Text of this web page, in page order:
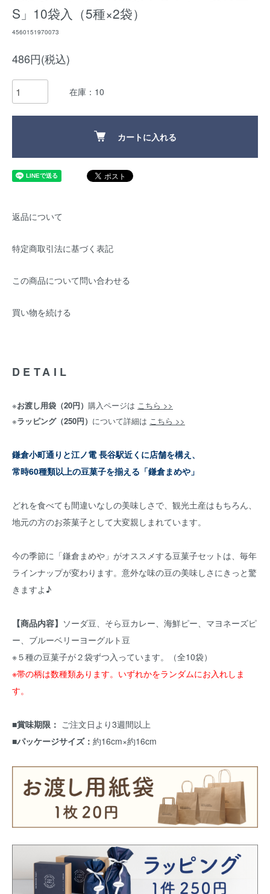
S」10袋入（5種×2袋）
4560151970073
486円(税込)
在庫：10
カートに入れる
返品について
特定商取引法に基づく表記
この商品について問い合わせる
買い物を続ける
DETAIL
※お渡し用袋（20円） 購入ページは こちら >>
※ラッピング（250円） について詳細は こちら >>
鎌倉小町通りと江ノ電 長谷駅近くに店舗を構え、
常時60種類以上の豆菓子を揃える「鎌倉まめや」
どれを食べても間違いなしの美味しさで、観光土産はもちろん、
地元の方のお茶菓子として大変親しまれています。
今の季節に「鎌倉まめや」がオススメする豆菓子セットは、毎年
ラインナップが変わります。意外な味の豆の美味しさにきっと驚
きますよ♪
【商品内容】 ソーダ豆、そら豆カレー、海鮮ピー、マヨネーズピ
ー、ブルーベリーヨーグルト豆
※５種の豆菓子が２袋ずつ入っています。（全10袋）
※帯の柄は数種類あります。いずれかをランダムにお入れしま
す。
■賞味期限： ご注文日より3週間以上
■パッケージサイズ： 約16cm×約16cm